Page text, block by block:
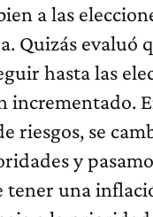
a las
Quizás evaluó
hasta las
incrementado.
riesgos, se
y
una